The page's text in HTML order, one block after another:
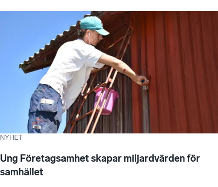
NYHET
Ung Företagsamhet skapar miljardvärden för
samhället